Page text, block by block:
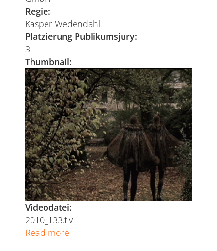
Regie:
Kasper Wedendahl
Platzierung Publikumsjury:
3
Thumbnail:
Videodatei:
2010_133.flv
Read more